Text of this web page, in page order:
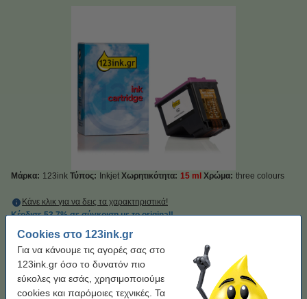
Cookies στο 123ink.gr
Για να κάνουμε τις αγορές σας στο
123ink.gr όσο το δυνατόν πιο
εύκολες για εσάς, χρησιμοποιούμε
cookies και παρόμοιες τεχνικές. Τα
Μάρκα: 123ink Τύπος: Inkjet Χωρητικότητα: 15 ml Χρώμα: three colours
Κάνε κλικ για να δεις τα χαρακτηριστικά!
Κέρδισε53,7%σε σύγκριση με το original!
Άμεσα διαθέσιμο
Παράγγειλε τώρα, για άμεση παράδοση!
Τιμή ανά ml 1,19 €
17,90 € Στο Καλάθι